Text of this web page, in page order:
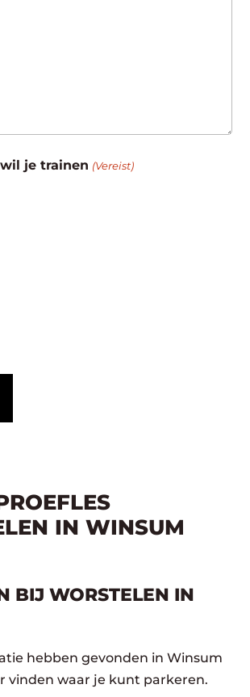
je trainen (Vereist)
IN WINSUM
BIJ WORSTELEN IN
hebben gevonden in Winsum
vinden waar je kunt parkeren.